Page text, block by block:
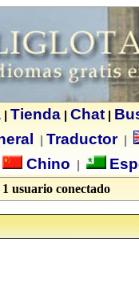
| Tienda| Chat|
Traductor|
Chino
1 usuario conectado